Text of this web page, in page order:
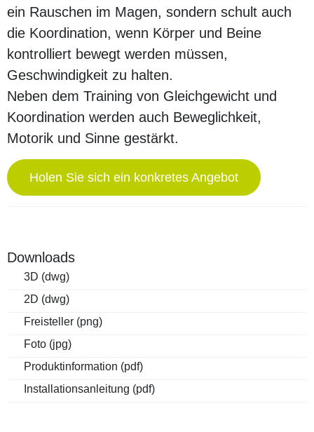
ein Rauschen im Magen, sondern schult auch
die Koordination, wenn Körper und Beine
kontrolliert bewegt werden müssen,
Geschwindigkeit zu halten.
Neben dem Training von Gleichgewicht und
Koordination werden auch Beweglichkeit,
Motorik und Sinne gestärkt.
Holen Sie sich ein konkretes Angebot
Downloads
3D (dwg)
2D (dwg)
Freisteller (png)
Foto (jpg)
Produktinformation (pdf)
Installationsanleitung (pdf)